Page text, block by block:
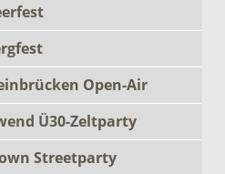
Open-Air
Ü30-Zeltparty
Streetparty